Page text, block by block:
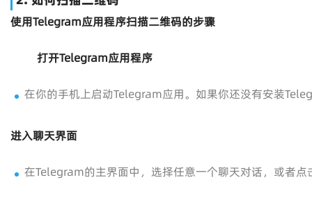
使用Telegram应用程序扫描二维码的步骤
打开Telegram应用程序
在你的手机上启动Telegram应用。如果你还没有安装
进入聊天界面
在Telegram的主界面中，选择任意一个聊天对话，或者